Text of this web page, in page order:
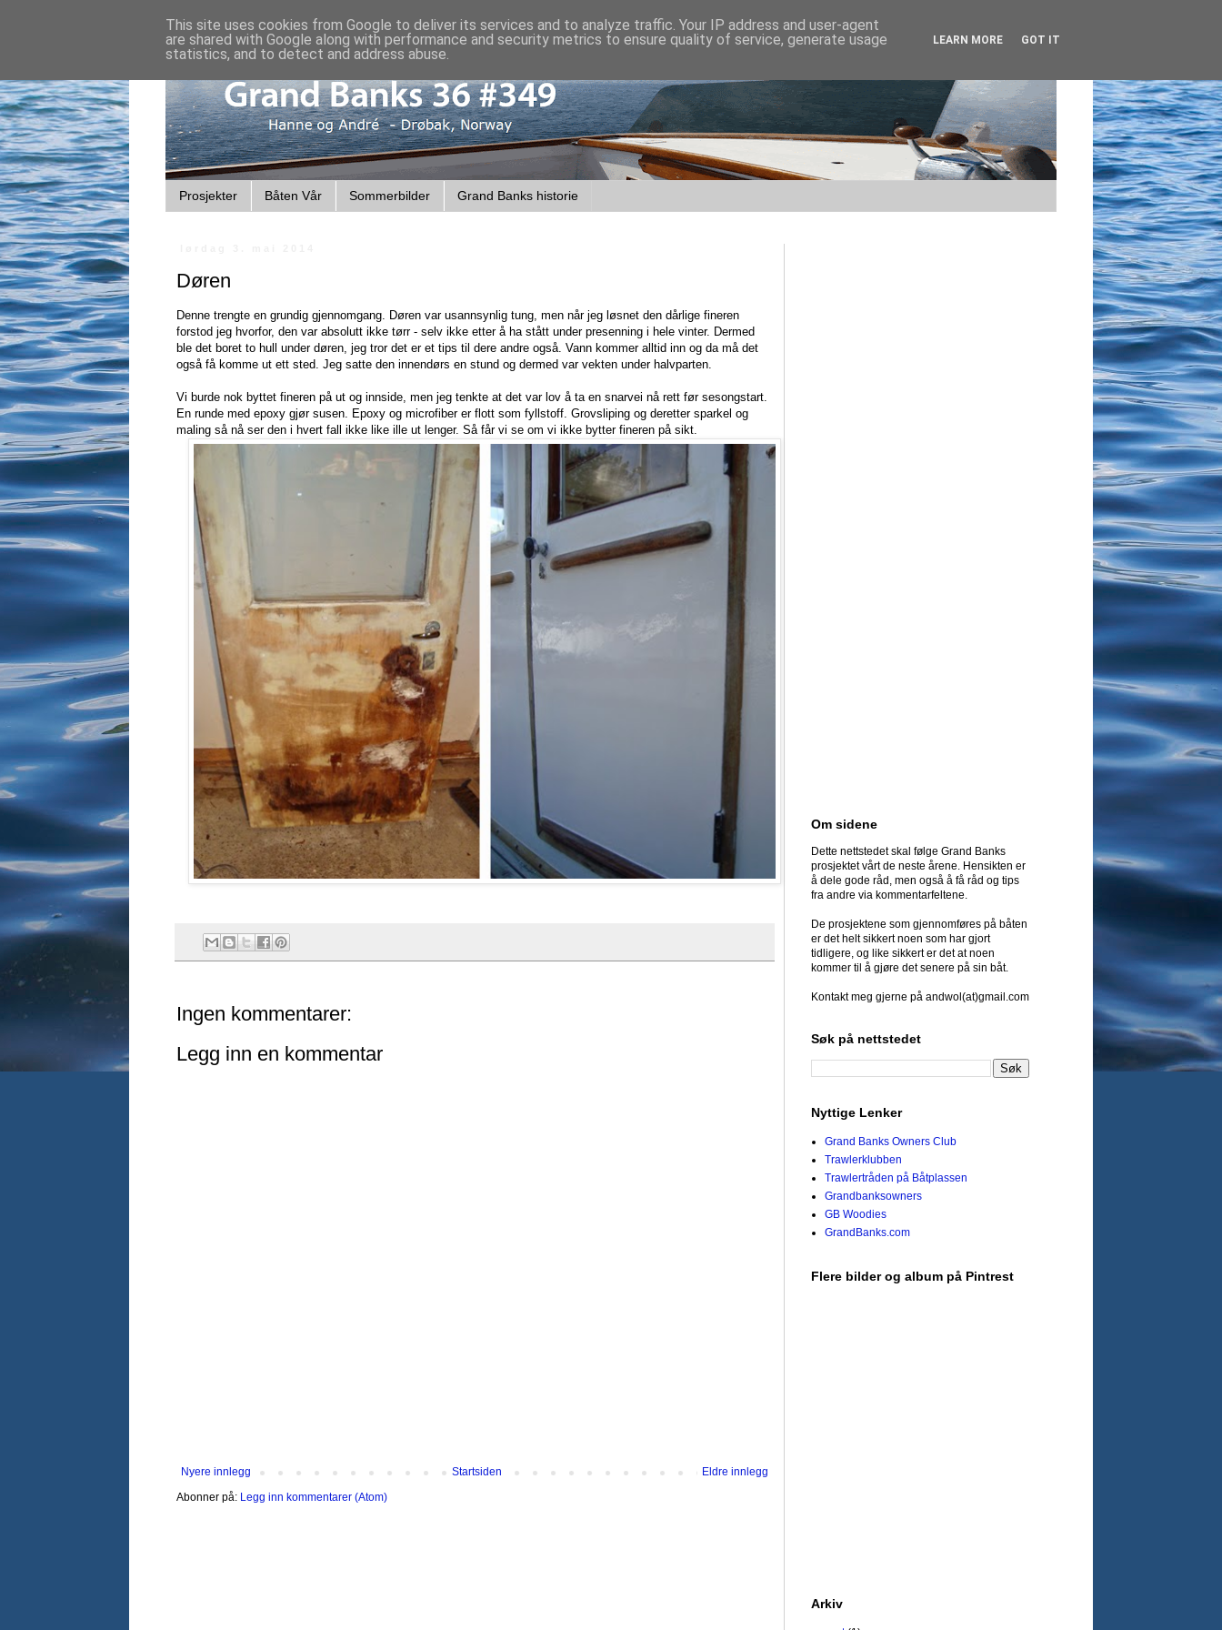
Prosjekter Båten Vår Sommerbilder Grand Banks historie
Døren
Denne trengte en grundig gjennomgang. Døren var usannsynlig tung, men når jeg løsnet den dårlige fineren
forstod jeg hvorfor, den var absolutt ikke tørr - selv ikke etter å ha stått under presenning i hele vinter. Dermed
ble det boret to hull under døren, jeg tror det er et tips til dere andre også. Vann kommer alltid inn og da må det
også få komme ut ett sted. Jeg satte den innendørs en stund og dermed var vekten under halvparten.
Vi burde nok byttet fineren på ut og innside, men jeg tenkte at det var lov å ta en snarvei nå rett før sesongstart.
En runde med epoxy gjør susen. Epoxy og microfiber er flott som fyllstoff. Grovsliping og deretter sparkel og
maling så nå ser den i hvert fall ikke like ille ut lenger. Så får vi se om vi ikke bytter fineren på sikt.
Ingen kommentarer:
Legg inn en kommentar
Nyere innlegg Eldre innlegg
Startsiden
Abonner på: Legg inn kommentarer (Atom)
Om sidene
Dette nettstedet skal følge Grand Banks
prosjektet vårt de neste årene. Hensikten er
å dele gode råd, men også å få råd og tips
fra andre via kommentarfeltene.
De prosjektene som gjennomføres på båten
er det helt sikkert noen som har gjort
tidligere, og like sikkert er det at noen
kommer til å gjøre det senere på sin båt.
Kontakt meg gjerne på andwol(at)gmail.com
Søk på nettstedet
Nyttige Lenker
Grand Banks Owners Club
Trawlerklubben
Trawlertråden på Båtplassen
Grandbanksowners
GB Woodies
GrandBanks.com
Flere bilder og album på Pintrest
Arkiv
This site uses cookies from Google to deliver its services and to analyze traffic. Your IP address and user-agent
are shared with Google along with performance and security metrics to ensure quality of service, generate usage
statistics, and to detect and address abuse.
LEARN MORE GOT IT